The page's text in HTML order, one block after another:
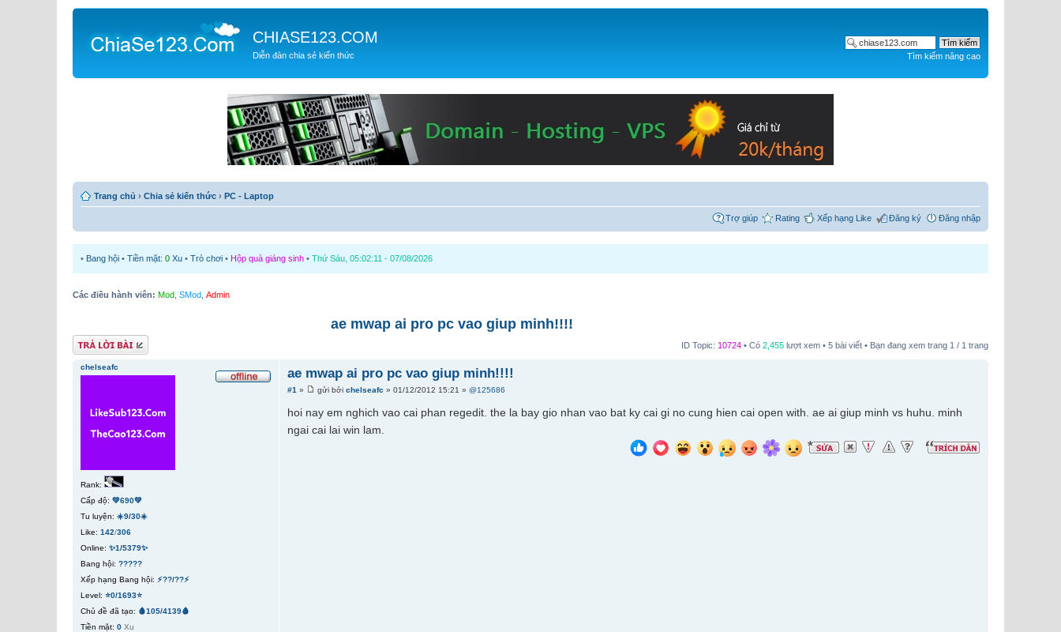
CHIASE123.COM
Diễn đàn chia sẻ kiến thức Tìm kiếm nâng cao
Trang chủ › Chia sẻ kiến thức › PC - Laptop
Trợ giúp Rating Xếp hạng Like Đăng ký Đăng nhập
• Bang hội • Tiền mặt: 0 Xu • Trò chơi • Hộp quà giáng sinh • Thứ Sáu, 05:02:11 - 07/08/2026
Các điều hành viên: Mod SMod Admin
ae mwap ai pro pc vao giup minh!!!!
Gửi bài trả lời ID Topic: 10724 • Có 2,455 lượt xem • 5 bài viết • Bạn đang xem trang 1 / 1 trang
ae mwap ai pro pc vao giup minh!!!!
#1 » gửi bởichelseafc » 01/12/2012 15:21 »@125686
hoi nay em nghich vao cai phan regedit. the la bay gio nhan vao bat ky cai gi no cung hien cai open with. ae ai giup minh vs huhu. minh
ngai cai lai win lam.
chelseafc
Rank:
Cấp độ: 💚690💚
Tu luyện: ☀️9/30☀️
Like: 142/306
Online: ✨1/5379✨
Bang hội: ?????
Xếp hạng Bang hội: ⚡??/??⚡
Level: ⭐0/1693⭐
Chủ đề đã tạo: 🩸105/4139🩸
Tiền mặt: 0 Xu